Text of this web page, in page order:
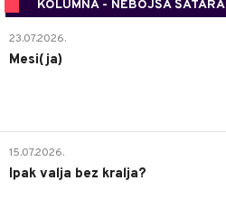
KOLUMNA - NEBOJŠA ŠATARA
23.07.2026.
Mesi(ja)
15.07.2026.
Ipak valja bez kralja?